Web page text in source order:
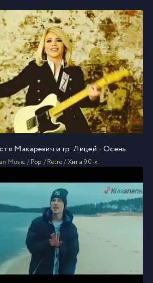
Макаревич и гр. Лицей - Осень
Music / Pop / Retro / Хиты 90-х